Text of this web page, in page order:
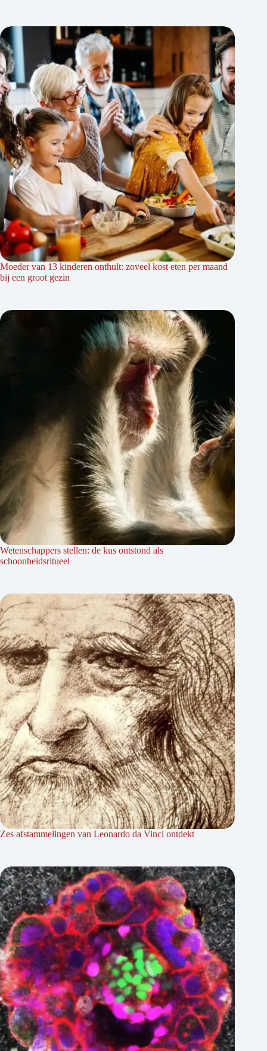
Moeder van 13 kinderen onthult: zoveel kost eten per maand
bij een groot gezin
Wetenschappers stellen: de kus ontstond als
schoonheidsritueel
Zes afstammelingen van Leonardo da Vinci ontdekt